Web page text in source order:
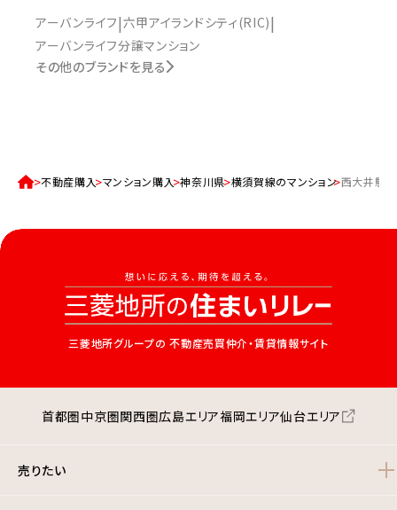
アーバンライフ 六甲アイランドシティ(RIC)
アーバンライフ分譲マンション
その他のブランドを見る
不動産購入 マンション購入 神奈川県 横須賀線のマンション 西大井駅
三菱地所グループの 不動産売買仲介・賃貸情報サイト
首都圏中京圏関西圏広島エリア福岡エリア仙台エリア
売りたい